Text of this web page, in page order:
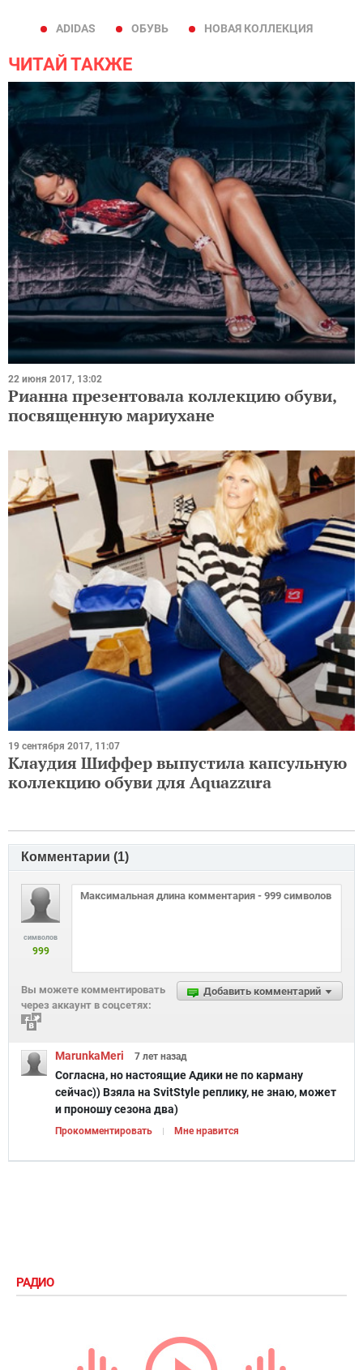
ADIDAS ОБУВЬ НОВАЯ КОЛЛЕКЦИЯ
ЧИТАЙ ТАКЖЕ
22 июня 2017, 13:02
Рианна презентовала коллекцию обуви,
посвященную мариухане
19 сентября 2017, 11:07
Клаудия Шиффер выпустила капсульную
коллекцию обуви для Aquazzura
Комментарии (1)
символов
999
Добавить комментарий
Вы можете комментировать
через аккаунт в соцсетях:
MarunkaMeri 7 лет назад
Согласна, но настоящие Адики не по карману
сейчас)) Взяла на SvitStyle реплику, не знаю, может
и проношу сезона два)
Прокомментировать Мне нравится
РАДИО